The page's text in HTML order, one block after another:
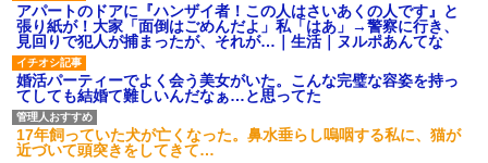
アパートのドアに『ハンザイ者！この人はさいあくの人です』と
張り紙が！大家「面倒はごめんだよ」私「はあ」→警察に行き、
見回りで犯人が捕まったが、それが…｜生活｜ヌルポあんてな
婚活パーティーでよく会う美女がいた。こんな完璧な容姿を持っ
てしても結婚て難しいんだなぁ…と思ってた
17年飼っていた犬が亡くなった。鼻水垂らし嗚咽する私に、猫が
近づいて頭突きをしてきて…